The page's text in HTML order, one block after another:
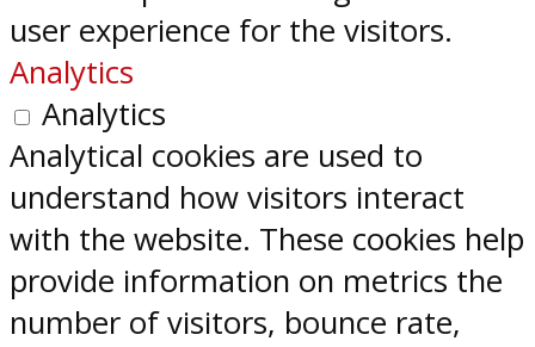
user experience for the visitors.
Analytics
Analytics
Analytical cookies are used to
understand how visitors interact
with the website. These cookies help
provide information on metrics the
number of visitors, bounce rate,